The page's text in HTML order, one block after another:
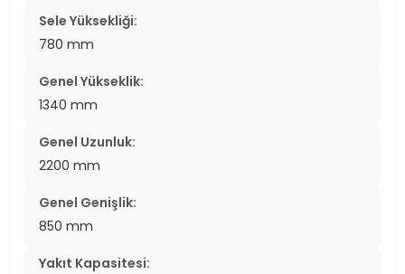
Sele Yüksekliği:
780 mm
Genel Yükseklik:
1340 mm
Genel Uzunluk:
2200 mm
Genel Genişlik:
850 mm
Yakıt Kapasitesi: